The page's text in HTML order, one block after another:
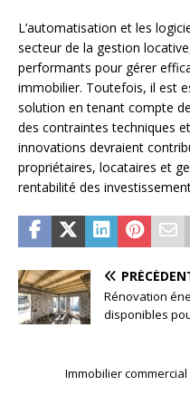
L’automatisation et les
secteur de la gestion
performants pour gérer
immobilier. Toutefois, il est
solution en tenant compte
des contraintes techniques
innovations devraient
propriétaires, locataires et
rentabilité des
Rénovation
disponibles
Immobilier commercial